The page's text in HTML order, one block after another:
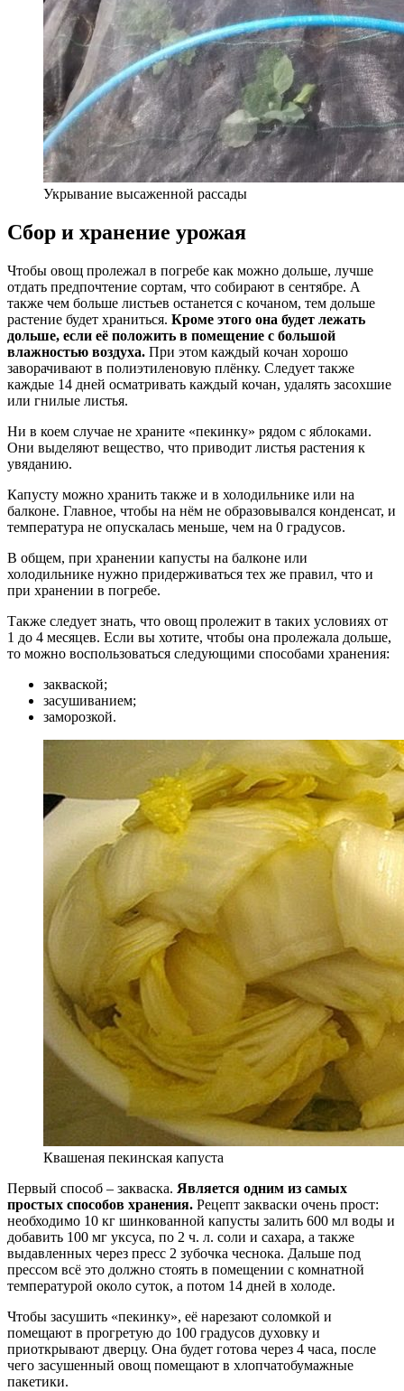
Укрывание высаженной рассады
Сбор и хранение урожая
Чтобы овощ пролежал в погребе как можно дольше, лучше
отдать предпочтение сортам, что собирают в сентябре. А
также чем больше листьев останется с кочаном, тем дольше
растение будет храниться. Кроме этого она будет лежать
дольше, если её положить в помещение с большой
влажностью воздуха. При этом каждый кочан хорошо
заворачивают в полиэтиленовую плёнку. Следует также
каждые 14 дней осматривать каждый кочан, удалять засохшие
или гнилые листья.
Ни в коем случае не храните «пекинку» рядом с яблоками.
Они выделяют вещество, что приводит листья растения к
увяданию.
Капусту можно хранить также и в холодильнике или на
балконе. Главное, чтобы на нём не образовывался конденсат, и
температура не опускалась меньше, чем на 0 градусов.
В общем, при хранении капусты на балконе или
холодильнике нужно придерживаться тех же правил, что и
при хранении в погребе.
Также следует знать, что овощ пролежит в таких условиях от
1 до 4 месяцев. Если вы хотите, чтобы она пролежала дольше,
то можно воспользоваться следующими способами хранения:
закваской;
засушиванием;
заморозкой.
Квашеная пекинская капуста
Первый способ – закваска. Является одним из самых
простых способов хранения. Рецепт закваски очень прост:
необходимо 10 кг шинкованной капусты залить 600 мл воды и
добавить 100 мг уксуса, по 2 ч. л. соли и сахара, а также
выдавленных через пресс 2 зубочка чеснока. Дальше под
прессом всё это должно стоять в помещении с комнатной
температурой около суток, а потом 14 дней в холоде.
Чтобы засушить «пекинку», её нарезают соломкой и
помещают в прогретую до 100 градусов духовку и
приоткрывают дверцу. Она будет готова через 4 часа, после
чего засушенный овощ помещают в хлопчатобумажные
пакетики.